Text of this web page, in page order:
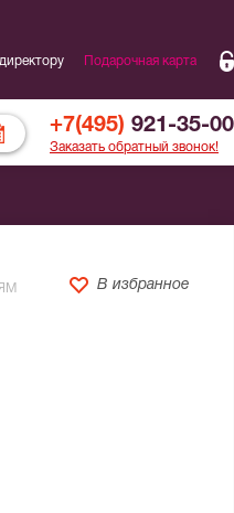
Подарочная карта
+7(495) 921-35-00
Заказать обратный звонок!
В избранное